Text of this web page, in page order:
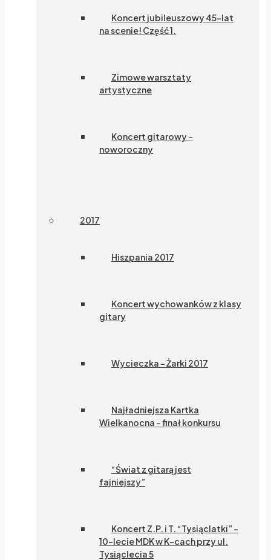
Koncert jubileuszowy 45-lat
na scenie! Część 1.
Zimowe warsztaty
artystyczne
Koncert gitarowy –
noworoczny
2017
Hiszpania 2017
Koncert wychowanków z klasy
gitary
Wycieczka – Żarki 2017
Najładniejsza Kartka
Wielkanocna – finał konkursu
“Świat z gitarą jest
fajniejszy”
Koncert Z.P. i T. “Tysiąclatki” –
10-lecie MDK w K-cach przy ul.
Tysiąclecia 5